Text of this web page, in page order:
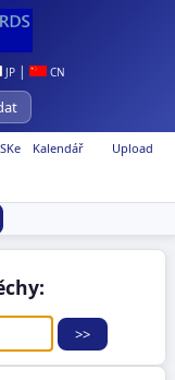
JP | CN
Upload
Kalendář